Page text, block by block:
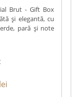
Brut - Gift Box
și elegantă, cu
pară și note
lei